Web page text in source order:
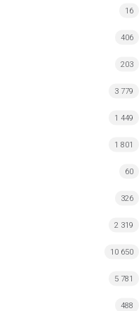
16
406
203
3 779
1 449
1 801
60
326
2 319
10 650
5 781
488